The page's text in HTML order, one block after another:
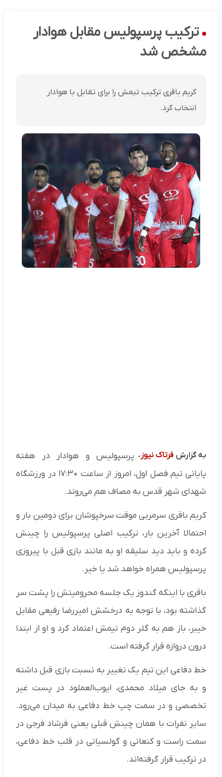
ترکیب پرسپولیس مقابل هوادار
مشخص شد
کریم باقری ترکیب تیمش را برای تقابل با هوادار
انتخاب کرد.‌
به گزارش فرتاک نیوز ، پرسپولیس و هوادار در هفته
پایانی نیم فصل اول، امروز از ساعت ۱۷:۳۰ در ورزشگاه
شهدای شهر قدس به مصاف هم می‌روند.
کریم باقری سرمربی موقت سرخپوشان برای دومین بار و
احتمالا آخرین بار، ترکیب اصلی پرسپولیس را چینش
کرده و باید دید سلیقه او به مانند بازی قبل با پیروزی
پرسپولیس همراه خواهد شد یا خیر.
باقری با اینکه گندوز یک جلسه محرومیتش را پشت سر
گذاشته بود، با توجه به درخشش امیررضا رفیعی مقابل
خیبر، باز هم به گلر دوم تیمش اعتماد کرد و او از ابتدا
درون دروازه قرار گرفته است.
خط دفاعی این تیم یک تغییر به نسبت بازی قبل داشته
و به جای میلاد محمدی، ایوب‌العملود در پست غیر
تخصصی و در سمت چپ خط دفاعی به میدان می‌رود.
سایر نفرات با همان چینش قبلی یعنی فرشاد فرجی در
سمت راست و کنعانی و گولسیانی در قلب خط دفاعی،
در ترکیب قرار گرفته‌اند.